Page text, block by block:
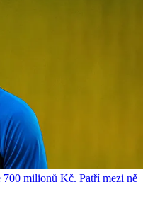
milionů Kč. Patří mezi ně